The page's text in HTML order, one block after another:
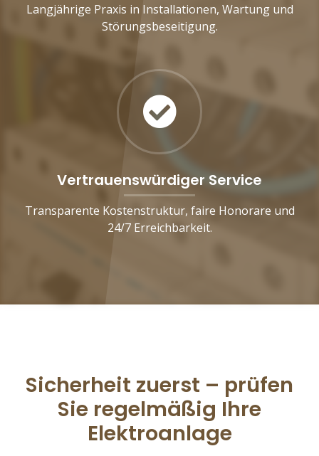
Langjährige Praxis in Installationen, Wartung und
Störungsbeseitigung.
Vertrauenswürdiger Service
Transparente Kostenstruktur, faire Honorare und
24/7 Erreichbarkeit.
Sicherheit zuerst – prüfen
Sie regelmäßig Ihre
Elektroanlage